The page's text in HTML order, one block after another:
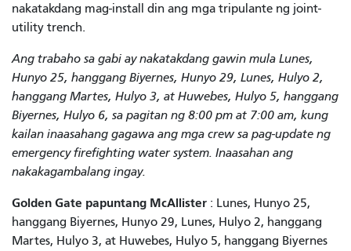
nakatakdang mag-install din ang mga tripulante ng joint-
utility trench.
Ang trabaho sa gabi ay nakatakdang gawin mula Lunes,
Hunyo 25, hanggang Biyernes, Hunyo 29, Lunes, Hulyo 2,
hanggang Martes, Hulyo 3, at Huwebes, Hulyo 5, hanggang
Biyernes, Hulyo 6, sa pagitan ng 8:00 pm at 7:00 am, kung
kailan inaasahang gagawa ang mga crew sa pag-update ng
emergency firefighting water system. Inaasahan ang
nakakagambalang ingay.
Golden Gate papuntang McAllister : Lunes, Hunyo 25,
hanggang Biyernes, Hunyo 29, Lunes, Hulyo 2, hanggang
Martes, Hulyo 3, at Huwebes, Hulyo 5, hanggang Biyernes